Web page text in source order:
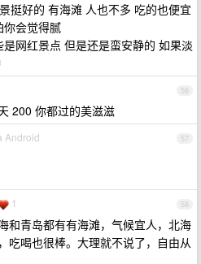
挺好的 有海滩 人也不多 吃的也便宜
你会觉得腻
网红景点 但是还是蛮安静的 如果淡
56
200 你都过的美滋滋
57
Android
58
1
和青岛都有有海滩，气候宜人，北海
吃喝也很棒。大理就不说了，自由从